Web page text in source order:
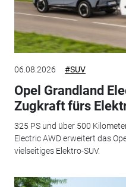
06.08.2026 #SUV
Opel Grandland
Zugkraft fürs
325 PS und über 500
Electric AWD erweitert das
vielseitiges Elektro-SUV.